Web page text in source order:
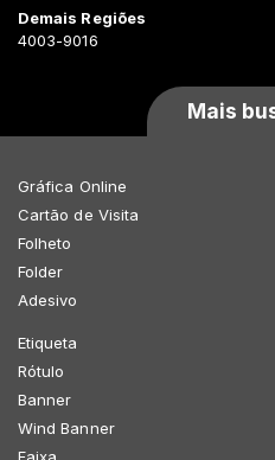
Demais Regiões
4003-9016
Mais
Gráfica Online
Cartão de Visita
Folheto
Folder
Adesivo
Etiqueta
Rótulo
Banner
Wind Banner